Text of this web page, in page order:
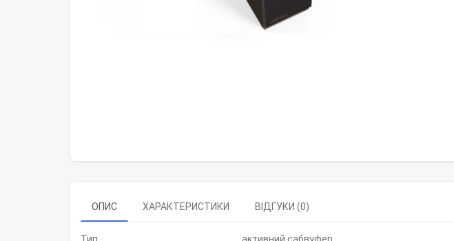
ОПИС ХАРАКТЕРИСТИКИ ВІДГУКИ (0)